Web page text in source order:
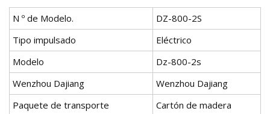
N º de Modelo.
DZ-800-2S
Tipo impulsado
Eléctrico
Modelo
Dz-800-2s
Wenzhou Dajiang
Wenzhou Dajiang
Paquete de transporte
Cartón de madera